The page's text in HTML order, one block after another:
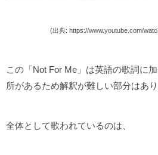
(出典: https://www.youtube.com/
この「Not For Me」は英語の歌詞に
所があるため解釈が難しい部分はあり
全体として歌われているのは、